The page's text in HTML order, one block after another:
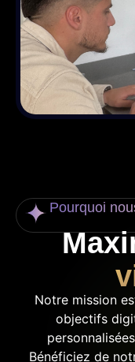
Pourquoi
Notre mission
objectifs
Bénéficiez de